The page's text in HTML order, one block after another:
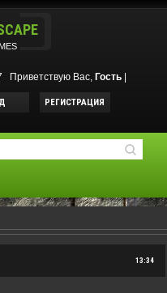
Приветствую Вас, Гость|
РЕГИСТРАЦИЯ
13:34